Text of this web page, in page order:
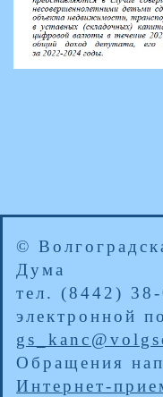
©
Дума
тел. (8442)
электронной
Обращения
Интернет-